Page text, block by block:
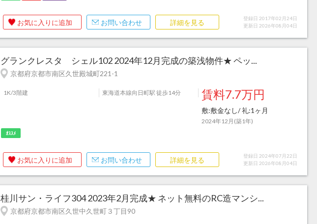
お気に入りに追加 お問い合わせ 詳細を見る
登録日 2017年02月24日
更新日 2026年08月04日
グランクレスタ シェル102 2024年12月完成の築浅物件★ ペッ...
京都府京都市南区久世殿城町221-1
1K/3階建 東海道本線向日町駅 徒歩14分 賃料7.7万円
敷:敷金なし/ 礼:1ヶ月
2024年12月(築1年)
ｵｽｽﾒ
お気に入りに追加 お問い合わせ 詳細を見る
登録日 2024年07月22日
更新日 2026年08月04日
桂川サン・ライフ304 2023年2月完成★ ネット無料のRC造マンシ...
京都府京都市南区久世中久世町３丁目90